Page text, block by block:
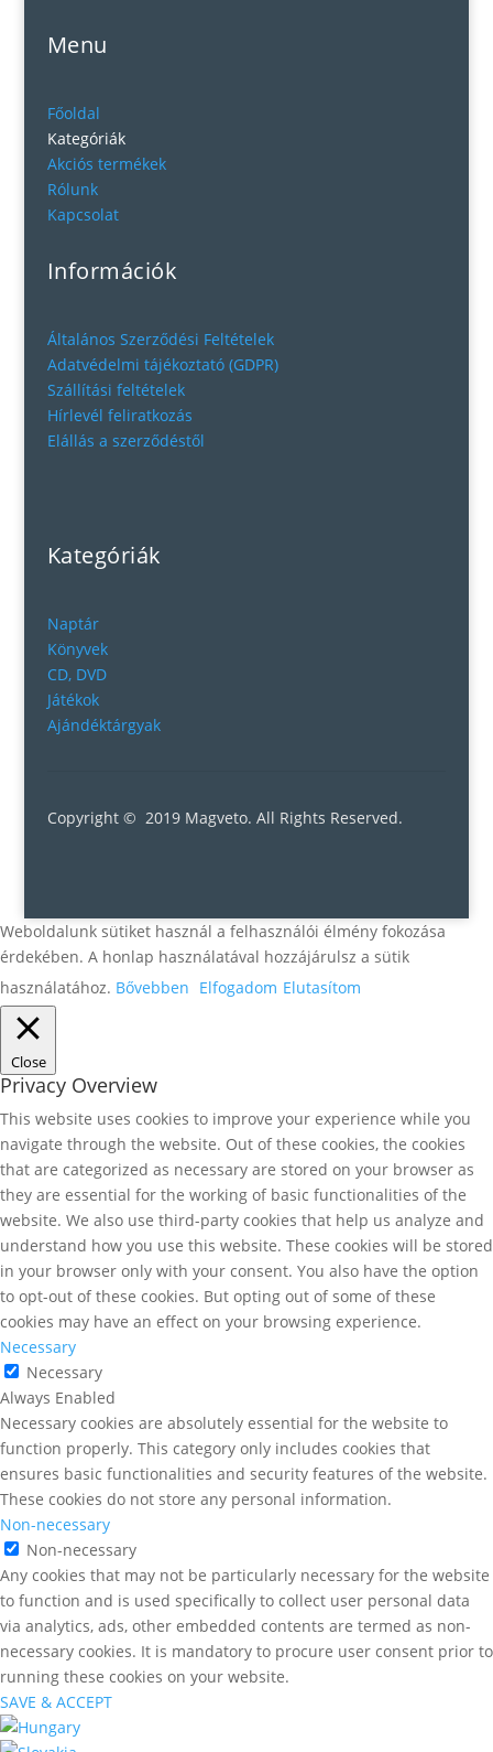
Menu
Főoldal
Kategóriák
Akciós termékek
Rólunk
Kapcsolat
Információk
Általános Szerződési Feltételek
Adatvédelmi tájékoztató (GDPR)
Szállítási feltételek
Hírlevél feliratkozás
Elállás a szerződéstől
Kategóriák
Naptár
Könyvek
CD, DVD
Játékok
Ajándéktárgyak
Copyright © 2019 Magveto. All Rights Reserved.
Weboldalunk sütiket használ a felhasználói élmény fokozása
érdekében. A honlap használatával hozzájárulsz a sütik
használatához. Bővebben Elfogadom Elutasítom
Close
Privacy Overview
This website uses cookies to improve your experience while you
navigate through the website. Out of these cookies, the cookies
that are categorized as necessary are stored on your browser as
they are essential for the working of basic functionalities of the
website. We also use third-party cookies that help us analyze and
understand how you use this website. These cookies will be stored
in your browser only with your consent. You also have the option
to opt-out of these cookies. But opting out of some of these
cookies may have an effect on your browsing experience.
Necessary
Necessary
Always Enabled
Necessary cookies are absolutely essential for the website to
function properly. This category only includes cookies that
ensures basic functionalities and security features of the website.
These cookies do not store any personal information.
Non-necessary
Non-necessary
Any cookies that may not be particularly necessary for the website
to function and is used specifically to collect user personal data
via analytics, ads, other embedded contents are termed as non-
necessary cookies. It is mandatory to procure user consent prior to
running these cookies on your website.
SAVE & ACCEPT